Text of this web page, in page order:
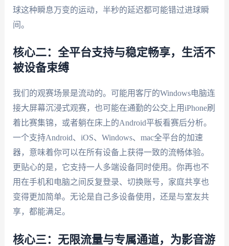
球这种瞬息万变的运动，半秒的延迟都可能错过进球瞬
间。
核心二：全平台支持与稳定畅享，生活不
被设备束缚
我们的观赛场景是流动的。可能用客厅的Windows电脑连
接大屏幕沉浸式观赛，也可能在通勤的公交上用iPhone刷
着比赛集锦，或者躺在床上的Android平板看赛后分析。
一个支持Android、iOS、Windows、mac全平台的加速
器，意味着你可以在所有设备上获得一致的流畅体验。
更贴心的是，它支持一人多端设备同时使用。你再也不
用在手机和电脑之间反复登录、切换账号，家庭共享也
变得更加简单。无论是自己多设备使用，还是与室友共
享，都能满足。
核心三：无限流量与专属通道，为影音游